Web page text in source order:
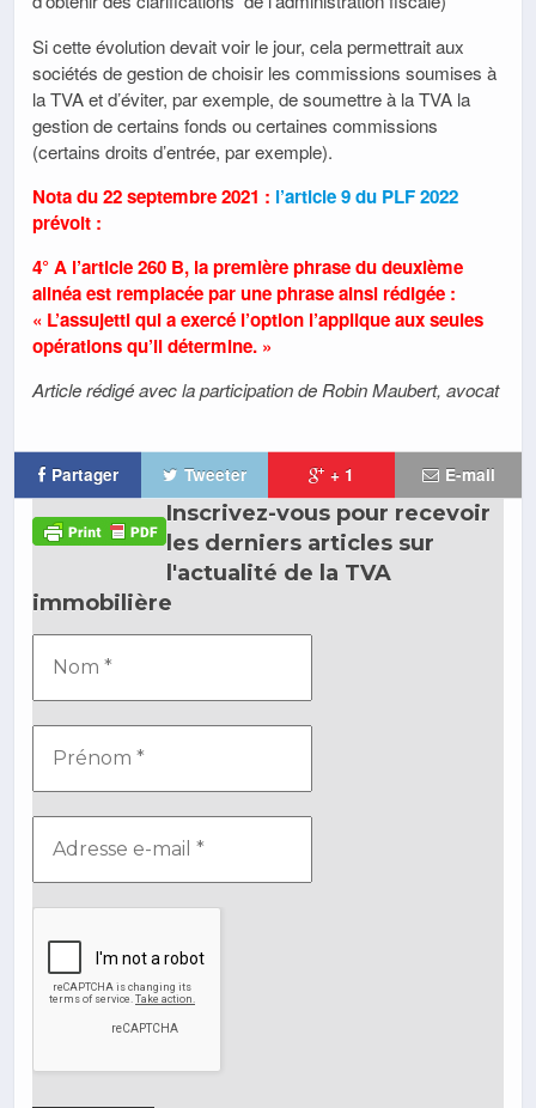
Si cette évolution devait voir le jour, cela permettrait aux
sociétés de gestion de choisir les commissions soumises à
la TVA et d’éviter, par exemple, de soumettre à la TVA la
gestion de certains fonds ou certaines commissions
(certains droits d’entrée, par exemple).
Nota du 22 septembre 2021 : l’article 9 du PLF 2022
prévoit :
4° A l’article 260 B, la première phrase du deuxième
alinéa est remplacée par une phrase ainsi rédigée :
« L’assujetti qui a exercé l’option l’applique aux seules
opérations qu’il détermine. »
Article rédigé avec la participation de Robin Maubert, avocat
Partager Tweeter + 1 E-mail
Inscrivez-vous pour recevoir
les derniers articles sur
l'actualité de la TVA
immobilière